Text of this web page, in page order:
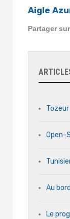
Aigle
Partager
Open-
Au
Le